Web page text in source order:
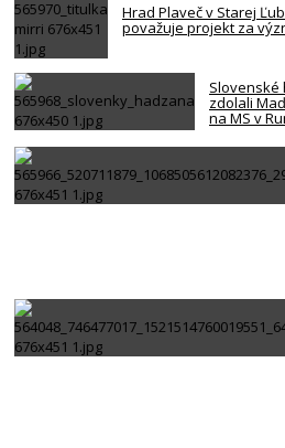
Hrad Plaveč v Starej
považuje projekt za
zdolali
na MS v